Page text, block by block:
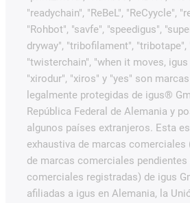
"readychain", "ReBeL", "ReCyycle",
"Rohbot", "savfe", "speedigus",
dryway", "tribofilament", "tribotape",
"twisterchain", "when it moves,
"xirodur", "xiros" y "yes" son
legalmente protegidas de igus®
República Federal de Alemania y
algunos países extranjeros. Esta
exhaustiva de marcas
de marcas comerciales
comerciales registradas) de igus
afiliadas a igus en Alemania, la